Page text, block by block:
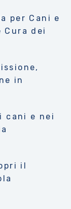
per Cani e
Cura dei
in
cani e nei
il